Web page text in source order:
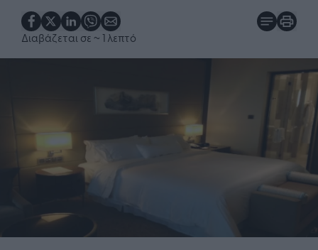
Διαβάζεται σε ~ 1 λεπτό